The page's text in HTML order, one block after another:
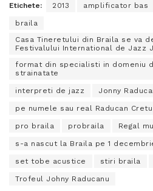
Etichete: 2013 amplificator bas
braila
Casa Tineretului din Braila se va
Festivalului International de Jazz
format din specialisti in domeniu
strainatate
interpreti de jazz Jonny
pe numele sau real Raducan Cretu
pro braila probraila Regal
s-a nascut la Braila pe 1
set tobe acustice stiri braila
Trofeul Johny Raducanu